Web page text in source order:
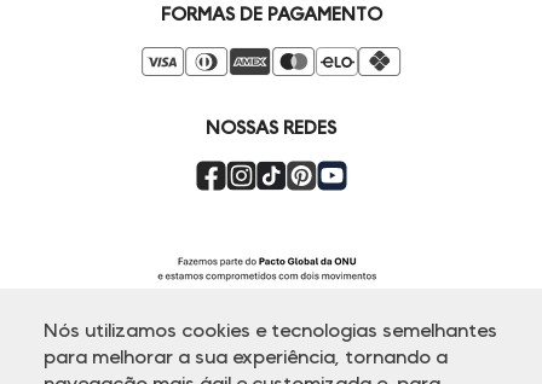
Nós utilizamos cookies e tecnologias semelhantes
para melhorar a sua experiência, tornando a
Compre pelo Whatsapp
Venda Corporativa
Super Friday
FORMAS DE PAGAMENTO
NOSSAS REDES